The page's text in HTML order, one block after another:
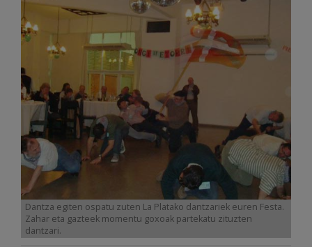
Dantza egiten ospatu zuten La Platako dantzariek euren Festa.
Zahar eta gazteek momentu goxoak partekatu zituzten
dantzari.